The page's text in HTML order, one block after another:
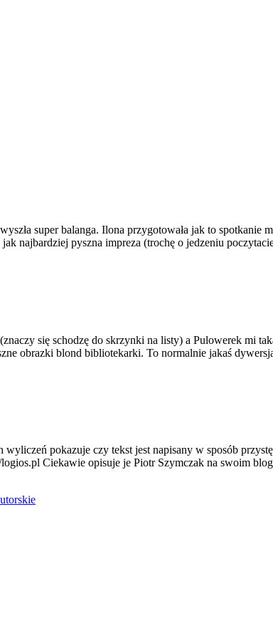
super balanga. Ilona przygotowała jak to
najbardziej pyszna impreza (trochę o jedzeniu
się schodzę do skrzynki na listy) a Pulowerek mi
obrazki blond bibliotekarki. To normalnie jakaś
wyliczeń pokazuje czy tekst jest napisany w sposób
Ciekawie opisuje je Piotr Szymczak na swoim